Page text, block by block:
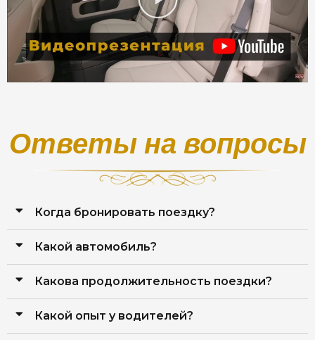
Ответы на вопросы
Когда бронировать поездку?
Какой автомобиль?
Какова продолжительность поездки?
Какой опыт у водителей?